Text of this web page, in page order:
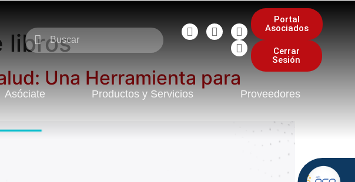
Portal
Asociados
Cerrar
Sesión
Asóciate Productos y Servicios Proveedores
libros
Una Herramienta para